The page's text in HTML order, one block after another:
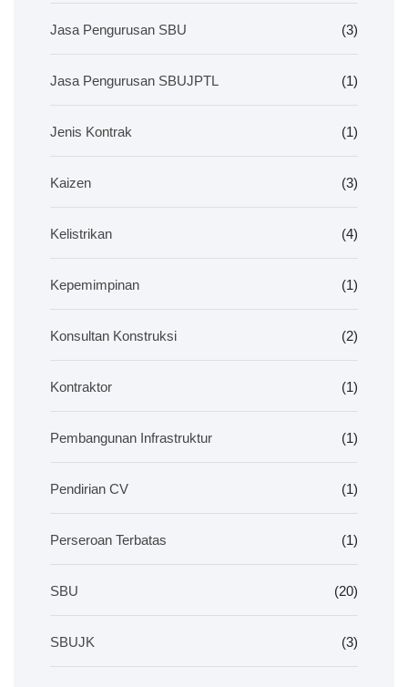
Jasa Pengurusan SBU (3)
Jasa Pengurusan SBUJPTL (1)
Jenis Kontrak (1)
Kaizen (3)
Kelistrikan (4)
Kepemimpinan (1)
Konsultan Konstruksi (2)
Kontraktor (1)
Pembangunan Infrastruktur (1)
Pendirian CV (1)
Perseroan Terbatas (1)
SBU (20)
SBUJK (3)